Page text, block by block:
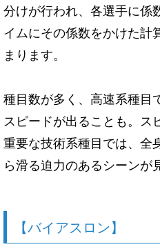
分けが行われ、各選手に係
イムにその係数をかけた計
まります。
種目数が多く、高速系種目
スピードが出ることも。ス
重要な技術系種目では、全
ら滑る迫力のあるシーンが
【バイアスロン】